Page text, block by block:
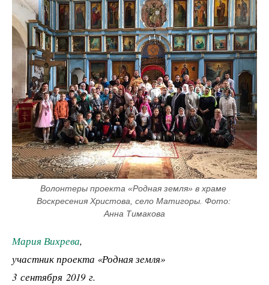
Волонтеры проекта «Родная земля» в храме
Воскресения Христова, село Матигоры. Фото:
Анна Тимакова
Мария Вихрева,
участник проекта «Родная земля»
3 сентября 2019 г.